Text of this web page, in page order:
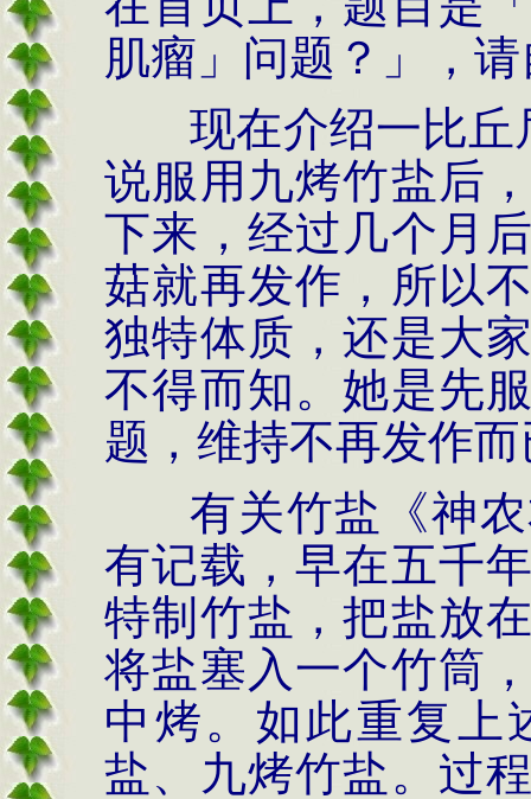
肌瘤」问题？」，
现在介绍一比丘
说服用九烤竹盐后
下来，经过几个月
菇就再发作，所以
独特体质，还是大
不得而知。 她是先
题，维持不再发作
有关竹盐《神
有记载，早在五千
特制竹盐，把盐放
将盐塞入一个竹筒
中烤。如此重复上
盐、九烤竹盐。过